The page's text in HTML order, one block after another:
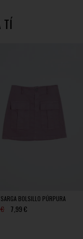
TÍ
BOLSILLO PÚRPURA
7,99 €